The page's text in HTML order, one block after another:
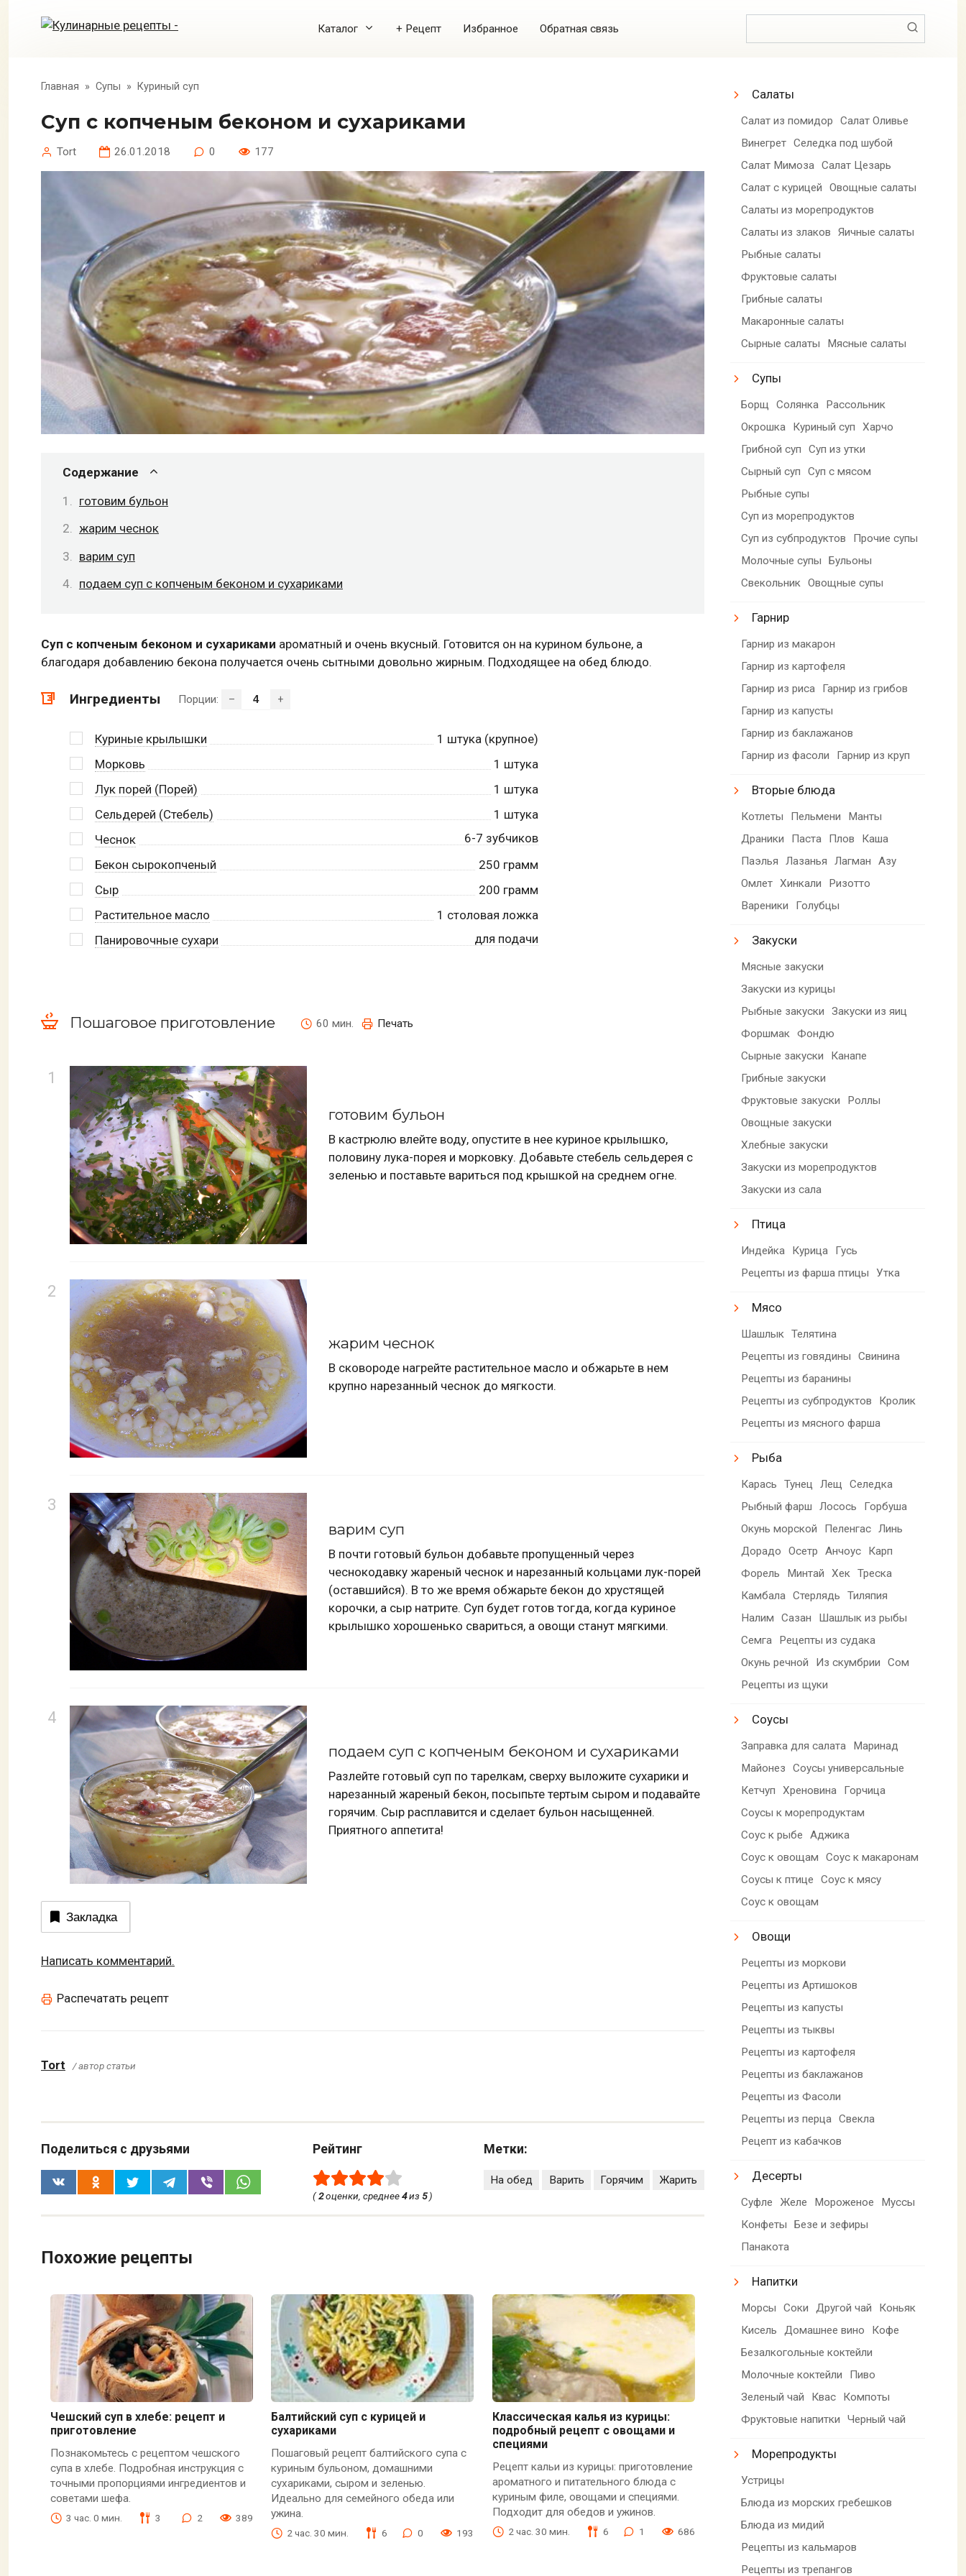
Каталог + Рецепт Избранное Обратная связь
Главная » Супы » Куриный суп
Суп с копченым беконом и сухариками
Tort 26.01.2018 0 177
Содержание
готовим бульон
жарим чеснок
варим суп
подаем суп с копченым беконом и сухариками
Суп с копченым беконом и сухариками ароматный и очень вкусный. Готовится он на курином бульоне, а
благодаря добавлению бекона получается очень сытными довольно жирным. Подходящее на обед блюдо.
Ингредиенты Порции: – +
Куриные крылышки 1 штука (крупное)
Морковь
1 штука
Лук порей (Порей)
1 штука
Сельдерей (Стебель)
1 штука
Чеснок
6-7 зубчиков
Бекон сырокопченый
250 грамм
Сыр
200 грамм
Растительное масло
1 столовая ложка
Панировочные сухари
для подачи
Пошаговое приготовление 60 мин. Печать
готовим бульон
В кастрюлю влейте воду, опустите в нее куриное крылышко,
половину лука-порея и морковку. Добавьте стебель сельдерея с
зеленью и поставьте вариться под крышкой на среднем огне.
жарим чеснок
В сковороде нагрейте растительное масло и обжарьте в нем
крупно нарезанный чеснок до мягкости.
варим суп
В почти готовый бульон добавьте пропущенный через
чеснокодавку жареный чеснок и нарезанный кольцами лук-порей
(оставшийся). В то же время обжарьте бекон до хрустящей
корочки, а сыр натрите. Суп будет готов тогда, когда куриное
крылышко хорошенько свариться, а овощи станут мягкими.
подаем суп с копченым беконом и сухариками
Разлейте готовый суп по тарелкам, сверху выложите сухарики и
нарезанный жареный бекон, посыпьте тертым сыром и подавайте
горячим. Сыр расплавится и сделает бульон насыщенней.
Приятного аппетита!
Закладка
Написать комментарий.
Распечатать рецепт
Tort / автор статьи
Поделиться с друзьями Рейтинг
(2оценки, среднее4из5)
Метки:
На обед Варить Горячим Жарить
Похожие рецепты
Чешский суп в хлебе: рецепт и
приготовление
Познакомьтесь с рецептом чешского
супа в хлебе. Подробная инструкция с
точными пропорциями ингредиентов и
советами шефа.
3 час. 0 мин. 3 2 389
Балтийский суп с курицей и
сухариками
Пошаговый рецепт балтийского супа с
куриным бульоном, домашними
сухариками, сыром и зеленью.
Идеально для семейного обеда или
ужина.
2 час. 30 мин. 6 0 193
Классическая калья из курицы:
подробный рецепт с овощами и
специями
Рецепт кальи из курицы: приготовление
ароматного и питательного блюда с
куриным филе, овощами и специями.
Подходит для обедов и ужинов.
2 час. 30 мин. 6 1 686
Салаты
Салат из помидор
Салат Оливье
Винегрет Селедка под шубой
Салат Мимоза Салат Цезарь
Салат с курицей
Овощные салаты
Салаты из морепродуктов
Салаты из злаков
Яичные салаты
Рыбные салаты
Фруктовые салаты
Грибные салаты
Макаронные салаты
Сырные салаты
Мясные салаты
Супы
Борщ Солянка
Рассольник
Окрошка
Куриный суп
Харчо
Грибной суп
Суп из утки
Сырный суп
Суп с мясом
Рыбные супы
Суп из морепродуктов
Суп из субпродуктов
Прочие супы
Молочные супы
Бульоны
Свекольник Овощные супы
Гарнир
Гарнир из макарон
Гарнир из картофеля
Гарнир из риса
Гарнир из грибов
Гарнир из капусты
Гарнир из баклажанов
Гарнир из фасоли
Гарнир из круп
Вторые блюда
Котлеты Пельмени
Манты
Драники
Паста Плов
Каша
Паэлья
Лазанья Лагман
Азу
Омлет Хинкали
Ризотто
Вареники
Голубцы
Закуски
Мясные закуски
Закуски из курицы
Рыбные закуски
Закуски из яиц
Форшмак Фондю
Сырные закуски
Канапе
Грибные закуски
Фруктовые закуски
Роллы
Овощные закуски
Хлебные закуски
Закуски из морепродуктов
Закуски из сала
Птица
Индейка Курица
Гусь
Рецепты из фарша птицы
Утка
Мясо
Шашлык Телятина
Рецепты из говядины
Свинина
Рецепты из баранины
Рецепты из субпродуктов
Кролик
Рецепты из мясного фарша
Рыба
Карась Тунец Лещ
Селедка
Рыбный фарш
Лосось
Горбуша
Окунь морской
Пеленгас Линь
Дорадо
Осетр Анчоус
Карп
Форель
Минтай Хек Треска
Камбала Стерлядь
Тиляпия
Налим
Сазан
Шашлык из рыбы
Семга
Рецепты из судака
Окунь речной
Из скумбрии
Сом
Рецепты из щуки
Соусы
Заправка для салата
Маринад
Майонез
Соусы универсальные
Кетчуп
Хреновина
Горчица
Соусы к морепродуктам
Соус к рыбе
Аджика
Соус к овощам
Соус к макаронам
Соусы к птице
Соус к мясу
Соус к овощам
Овощи
Рецепты из моркови
Рецепты из Артишоков
Рецепты из капусты
Рецепты из тыквы
Рецепты из картофеля
Рецепты из баклажанов
Рецепты из Фасоли
Рецепты из перца Свекла
Рецепт из кабачков
Десерты
Суфле Желе Мороженое
Муссы
Конфеты
Безе и зефиры
Панакота
Напитки
Морсы Соки Другой чай
Коньяк
Кисель
Домашнее вино
Кофе
Безалкогольные коктейли
Молочные коктейли
Пиво
Зеленый чай
Квас
Компоты
Фруктовые напитки
Черный чай
Морепродукты
Устрицы
Блюда из морских гребешков
Блюда из мидий
Рецепты из кальмаров
Рецепты из трепангов